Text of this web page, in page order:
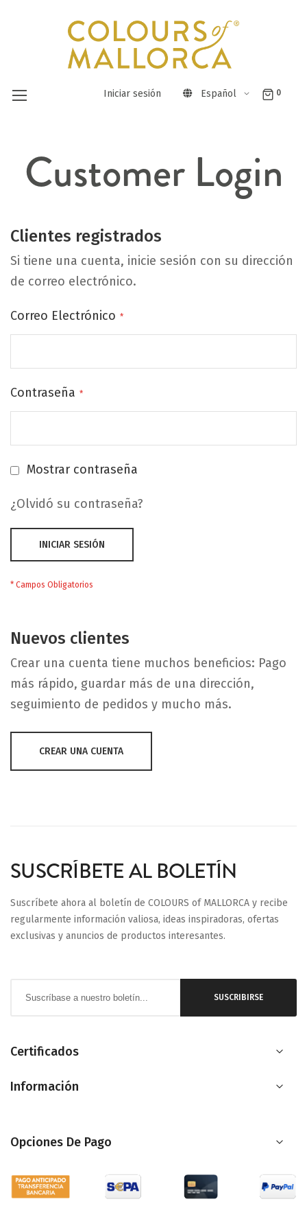
Iniciar sesión Español 0
contenido
Customer Login
Clientes registrados
Si tiene una cuenta, inicie sesión con su dirección
de correo electrónico.
Correo Electrónico
Contraseña
Mostrar contraseña
INICIAR SESIÓN
¿Olvidó su contraseña?
Nuevos clientes
Crear una cuenta tiene muchos beneficios: Pago
más rápido, guardar más de una dirección,
seguimiento de pedidos y mucho más.
CREAR UNA CUENTA
SUSCRÍBETE AL BOLETÍN
Suscríbete ahora al boletín de COLOURS of MALLORCA y recibe
regularmente información valiosa, ideas inspiradoras, ofertas
exclusivas y anuncios de productos interesantes.
boletín
noticias:
SUSCRIBIRSE
Certificados
Información
Opciones De Pago